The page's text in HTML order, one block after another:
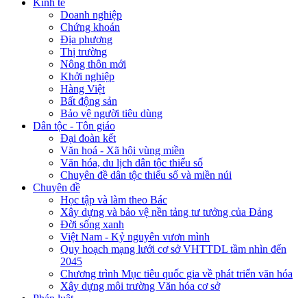
Kinh tế
Doanh nghiệp
Chứng khoán
Địa phương
Thị trường
Nông thôn mới
Khởi nghiệp
Hàng Việt
Bất động sản
Bảo vệ người tiêu dùng
Dân tộc - Tôn giáo
Đại đoàn kết
Văn hoá - Xã hội vùng miền
Văn hóa, du lịch dân tộc thiểu số
Chuyên đề dân tộc thiểu số và miền núi
Chuyên đề
Học tập và làm theo Bác
Xây dựng và bảo vệ nền tảng tư tưởng của Đảng
Đời sống xanh
Việt Nam - Kỷ nguyên vươn mình
Quy hoạch mạng lưới cơ sở VHTTDL tầm nhìn đến
2045
Chương trình Mục tiêu quốc gia về phát triển văn hóa
Xây dựng môi trường Văn hóa cơ sở